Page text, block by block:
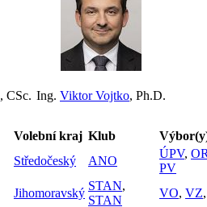
, CSc. Ing. Viktor Vojtko, Ph.D.
Volební kraj Klub
Středočeský ANO
ÚPV,
PV
Jihomoravský
STAN,
STAN
VO, VZ